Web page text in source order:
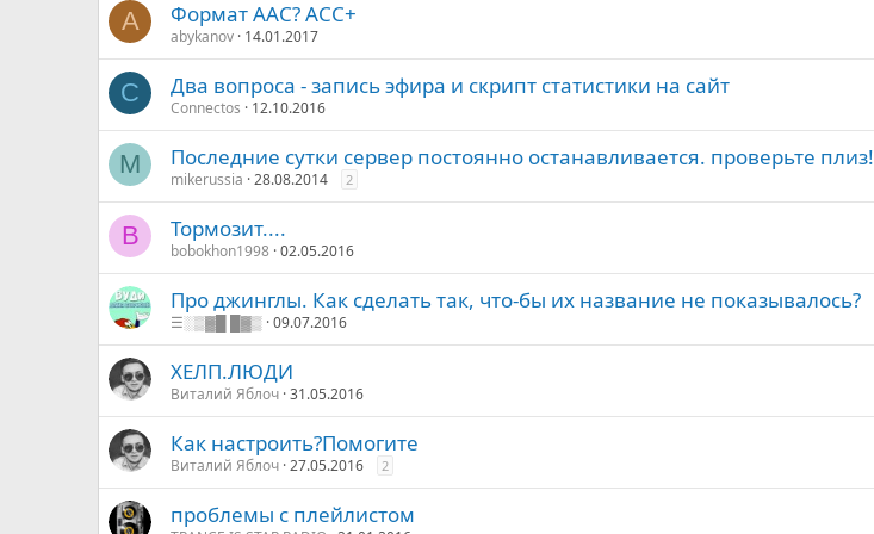
A Формат AAC? ACC+
abykanov 14.01.2017
C Два вопроса - запись эфира и скрипт статистики на сайт
Connectos 12.10.2016
M Последние сутки сервер постоянно останавливается. проверьте плиз!
mikerussia 28.08.2014 2
B Тормозит....
bobokhon1998 02.05.2016
Про джинглы. Как сделать так, что-бы их название не показывалось?
☰░▒▓█ █▓▒ 09.07.2016
ХЕЛП.ЛЮДИ
Виталий Яблоч 31.05.2016
Как настроить?Помогите
Виталий Яблоч 27.05.2016 2
проблемы с плейлистом